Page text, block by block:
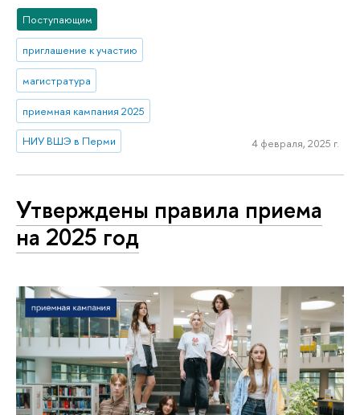
Поступающим
приглашение к участию
магистратура
приемная кампания 2025
НИУ ВШЭ в Перми 4 февраля, 2025 г.
Утверждены правила приема
на 2025 год